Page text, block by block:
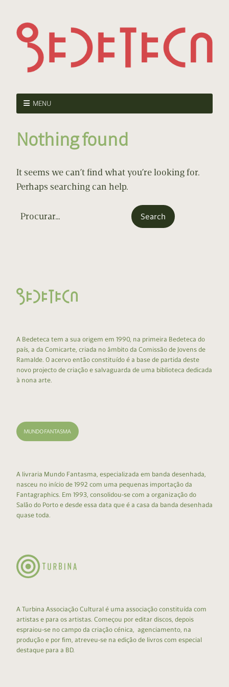
MENU
Nothing found
It seems we can’t find what you’re looking for.
Perhaps searching can help.
A Bedeteca tem a sua origem em 1990, na primeira Bedeteca do
país, a da Comicarte, criada no âmbito da Comissão de Jovens de
Ramalde. O acervo então constituído é a base de partida deste
novo projecto de criação e salvaguarda de uma biblioteca dedicada
à nona arte.
A livraria Mundo Fantasma, especializada em banda desenhada,
nasceu no início de 1992 com uma pequenas importação da
Fantagraphics. Em 1993, consolidou-se com a organização do
Salão do Porto e desde essa data que é a casa da banda desenhada
quase toda.
A Turbina Associação Cultural é uma associação constituída com
artistas e para os artistas. Começou por editar discos, depois
espraiou-se no campo da criação cénica, agenciamento, na
produção e por fim, atreveu-se na edição de livros com especial
destaque para a BD.